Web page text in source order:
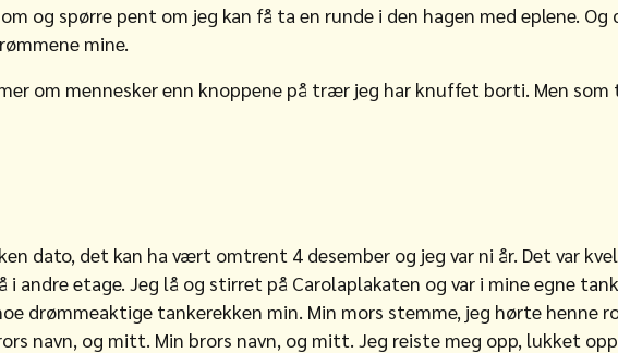
og spørre pent om jeg kan få ta en runde i den hagen med eplene. Og
mine.
om mennesker enn knoppene på trær jeg har knuffet borti. Men
dato, det kan ha vært omtrent 4 desember og jeg var ni år. Det var
andre etage. Jeg lå og stirret på Carolaplakaten og var i mine egne
drømmeaktige tankerekken min. Min mors stemme, jeg hørte henne
navn, og mitt. Min brors navn, og mitt. Jeg reiste meg opp, lukket opp